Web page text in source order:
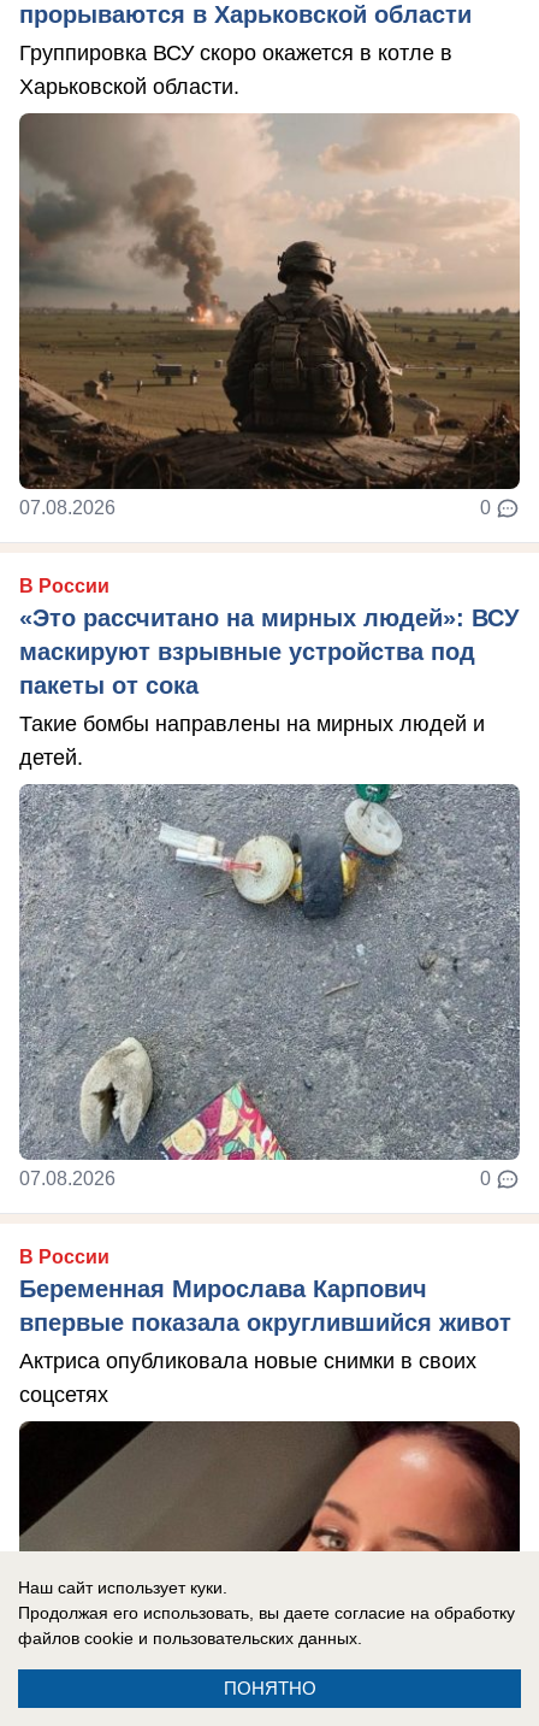
прорываются в Харьковской области
Группировка ВСУ скоро окажется в котле в
Харьковской области.
07.08.2026 0
В России
«Это рассчитано на мирных людей»: ВСУ
маскируют взрывные устройства под
пакеты от сока
Такие бомбы направлены на мирных людей и
детей.
07.08.2026 0
В России
Беременная Мирослава Карпович
впервые показала округлившийся живот
Актриса опубликовала новые снимки в своих
соцсетях
Наш сайт использует куки.
Продолжая его использовать, вы даете согласие на обработку
файлов cookie и пользовательских данных.
ПОНЯТНО